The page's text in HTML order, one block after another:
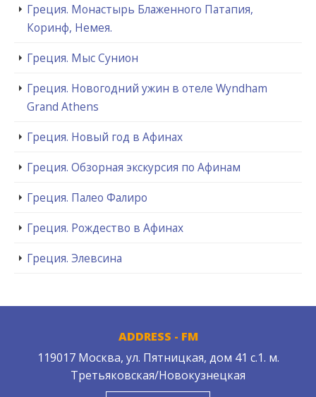
Греция. Монастырь Блаженного Патапия,
Коринф, Немея.
Греция. Мыс Сунион
Греция. Новогодний ужин в отеле Wyndham
Grand Athens
Греция. Новый год в Афинах
Греция. Обзорная экскурсия по Афинам
Греция. Палео Фалиро
Греция. Рождество в Афинах
Греция. Элевсина
ADDRESS - FM
119017 Москва, ул. Пятницкая, дом 41 с.1. м.
Третьяковская/Новокузнецкая